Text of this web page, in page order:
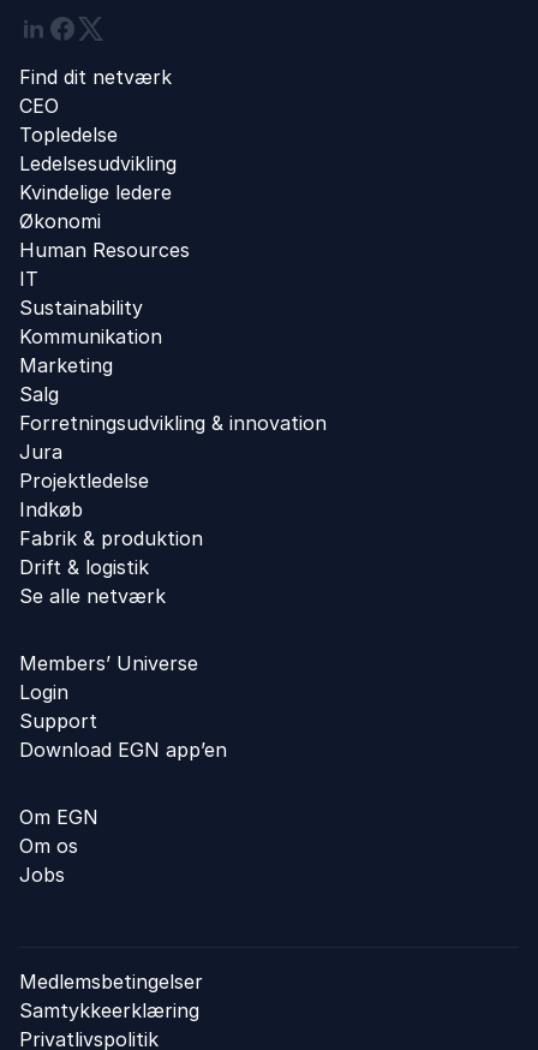
Linkedin
Facebook
Twitter
Find dit netværk
CEO
Topledelse
Ledelsesudvikling
Kvindelige ledere
Økonomi
Human Resources
IT
Sustainability
Kommunikation
Marketing
Salg
Forretningsudvikling ​& innovation​
Jura
Projektledelse
Indkøb
Fabrik & produktion
Drift & logistik
Se alle netværk
Members’ Universe
Login
Support
Download EGN app’en
Om EGN
Om os
Jobs
Medlemsbetingelser
Samtykkeerklæring
Privatlivspolitik